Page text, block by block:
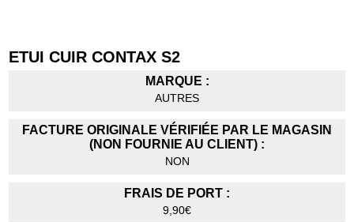
ETUI CUIR CONTAX S2
MARQUE :
AUTRES
FACTURE ORIGINALE VÉRIFIÉE PAR LE MAGASIN
(NON FOURNIE AU CLIENT) :
NON
FRAIS DE PORT :
9,90€